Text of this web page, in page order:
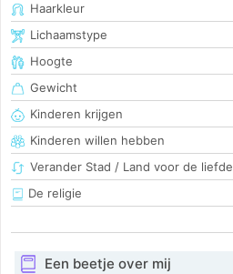
Haarkleur
Lichaamstype
Hoogte
Gewicht
Kinderen krijgen
Kinderen willen hebben
Verander Stad / Land voor de liefde
De religie
Een beetje over mij